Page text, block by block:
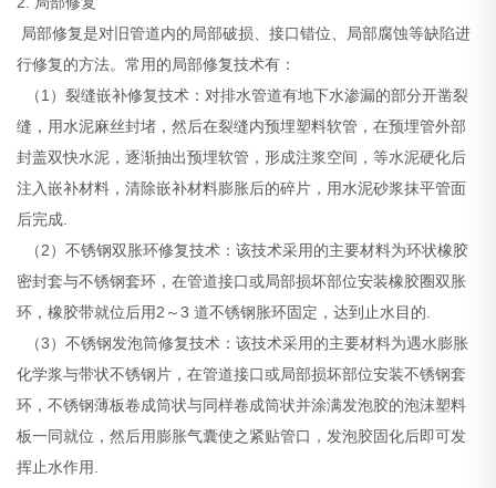
局部修复是对旧管道内的局部破损、接口错位、局部腐蚀等缺陷进
行修复的方法。常用的局部修复技术有：
（1）裂缝嵌补修复技术：对排水管道有地下水渗漏的部分开凿裂
缝，用水泥麻丝封堵，然后在裂缝内预埋塑料软管，在预埋管外部
封盖双快水泥，逐渐抽出预埋软管，形成注浆空间，等水泥硬化后
注入嵌补材料，清除嵌补材料膨胀后的碎片，用水泥砂浆抹平管面
后完成.
（2）不锈钢双胀环修复技术：该技术采用的主要材料为环状橡胶
密封套与不锈钢套环，在管道接口或局部损坏部位安装橡胶圈双胀
环，橡胶带就位后用2～3 道不锈钢胀环固定，达到止水目的.
（3）不锈钢发泡筒修复技术：该技术采用的主要材料为遇水膨胀
化学浆与带状不锈钢片，在管道接口或局部损坏部位安装不锈钢套
环，不锈钢薄板卷成筒状与同样卷成筒状并涂满发泡胶的泡沫塑料
板一同就位，然后用膨胀气囊使之紧贴管口，发泡胶固化后即可发
挥止水作用.